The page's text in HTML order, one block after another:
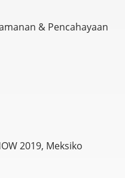
& Pencahayaan
2019, Meksiko